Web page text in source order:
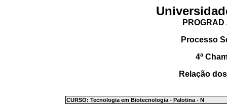
Processo
4ª
Relação
CURSO: Tecnologia em Biotecnologia - Palotina - N